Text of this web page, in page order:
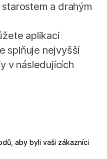
a drahým
aplikaci
splňuje nejvyšší
v následujících
aby byli vaši zákazníci